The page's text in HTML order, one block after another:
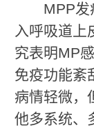
MPP发
入呼吸道上
究表明MP
免疫功能紊
病情轻微，
他多系统、